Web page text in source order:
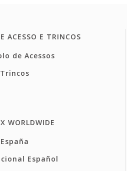
ACESSO E TRINCOS
de Acessos
Trincos
WORLDWIDE
España
Español